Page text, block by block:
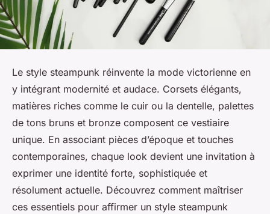
Le style steampunk réinvente la mode victorienne en
y intégrant modernité et audace. Corsets élégants,
matières riches comme le cuir ou la dentelle, palettes
de tons bruns et bronze composent ce vestiaire
unique. En associant pièces d’époque et touches
contemporaines, chaque look devient une invitation à
exprimer une identité forte, sophistiquée et
résolument actuelle. Découvrez comment maîtriser
ces essentiels pour affirmer un style steampunk